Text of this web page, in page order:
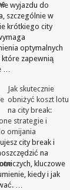
wyjazdu do
szczególnie w
krótkiego city
optymalnych
które zapewnią
…
Jak skutecznie
obniżyć koszt lotu
na city break:
strategie i
omijania
city break i
na
kluczowe
kiedy i jak
…